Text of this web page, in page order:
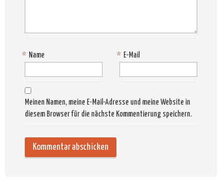
Name
* E-Mail
*
Meinen Namen, meine E-Mail-Adresse und meine Website in
diesem Browser für die nächste Kommentierung speichern.